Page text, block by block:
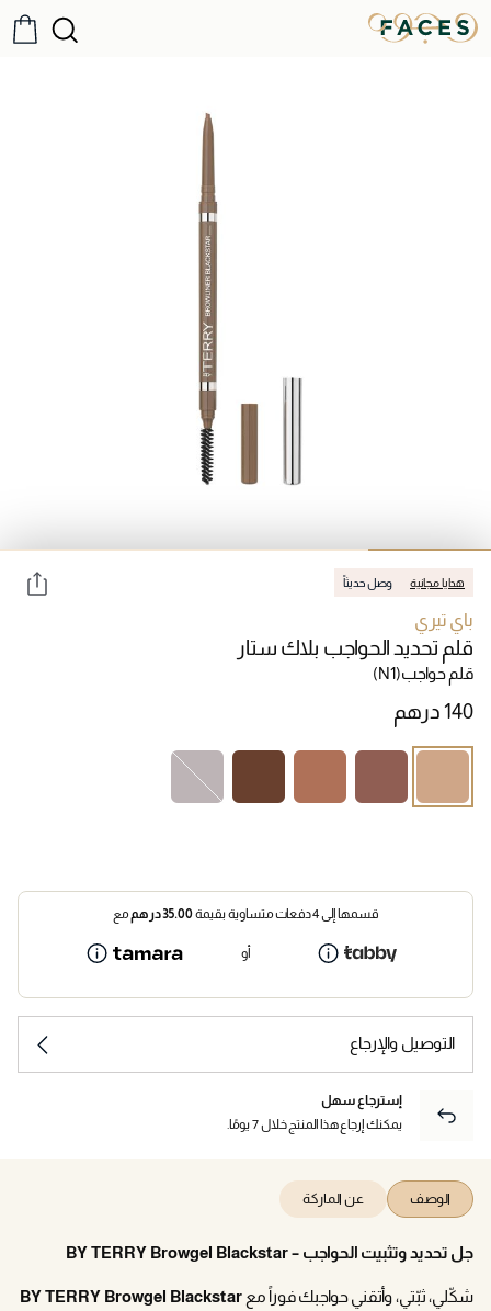
هدايا مجانية وصل حديثاً
باي تيري
قلم تحديد الحواجب بلاك ستار
قلم حواجب(N1)
قسمها إلى 4 دفعات متساوية بقيمة 35.00درهممع
أو
التوصيل والإرجاع
إسترجاع سهل
يمكنك إرجاع هذا المنتج خلال 7 يومًا.
الوصف عن الماركة
جل تحديد وتثبيت الحواجب – BY TERRY Browgel Blackstar
شكّلي، ثبّتي، وأتقني حواجبك فوراً مع BY TERRY Browgel Blackstar